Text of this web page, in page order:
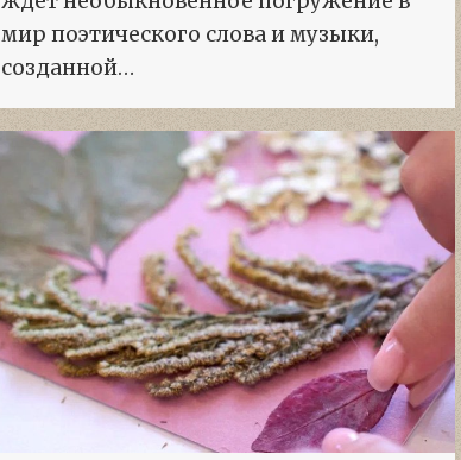
мир поэтического слова и музыки,
созданной…